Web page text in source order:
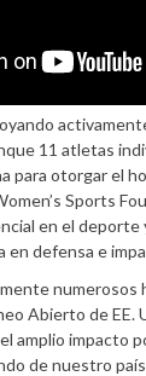
11 atletas
para otorgar el
Sports
en el deporte
en defensa e
Abierto de EE.
amplio impacto
de nuestro país